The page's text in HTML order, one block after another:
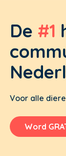
De #1
Voor alle
Word